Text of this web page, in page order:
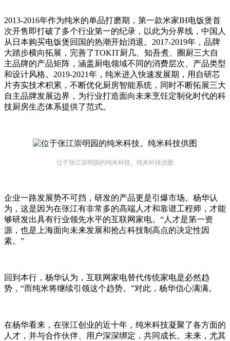
2013-2016年作为纯米的单品打磨期，第一款米家IH电饭煲首
次开售即打破了多个行业第一的纪录，以此为分界线，中国人
从日本购买电饭煲回国的热潮开始消退。2017-2019年，品牌
大踏步横向拓展，完善了TOKIT厨几、知吾煮、圈厨三大自
主品牌的产品矩阵，涵盖厨电领域不同的消费层次、产品类型
和设计风格。2019-2021年，纯米进入快速发展期，用自研芯
片夯实技术积累，不断优化厨房智能系统，同时不断拓展三大
自主品牌发展边界，为行业打造面向未来烹饪定制化时代的科
技厨房生态体系提供了范式。
位于张江崇明园的纯米科技。纯米科技供图
企业一路发展势不可挡，研发的产品更是引爆市场。杨华认
为，这是因为在张江有非常多的高端人才和靠谱工程师，才能
够研发出具有行业领先水平的互联网家电。“人才是第一资
源，也是上海面向未来发展和抢占科技制高点的决定性因
素。”
回到本行，杨华认为，互联网家电替代传统家电是必然趋
势，“而纯米将继续引领这个趋势。”对此，杨华信心满满。
在杨华看来，在张江创业的近十年，纯米科技凝聚了各方面的
人才，并与合作伙伴、用户深深绑定，共同成长。未来，尤其